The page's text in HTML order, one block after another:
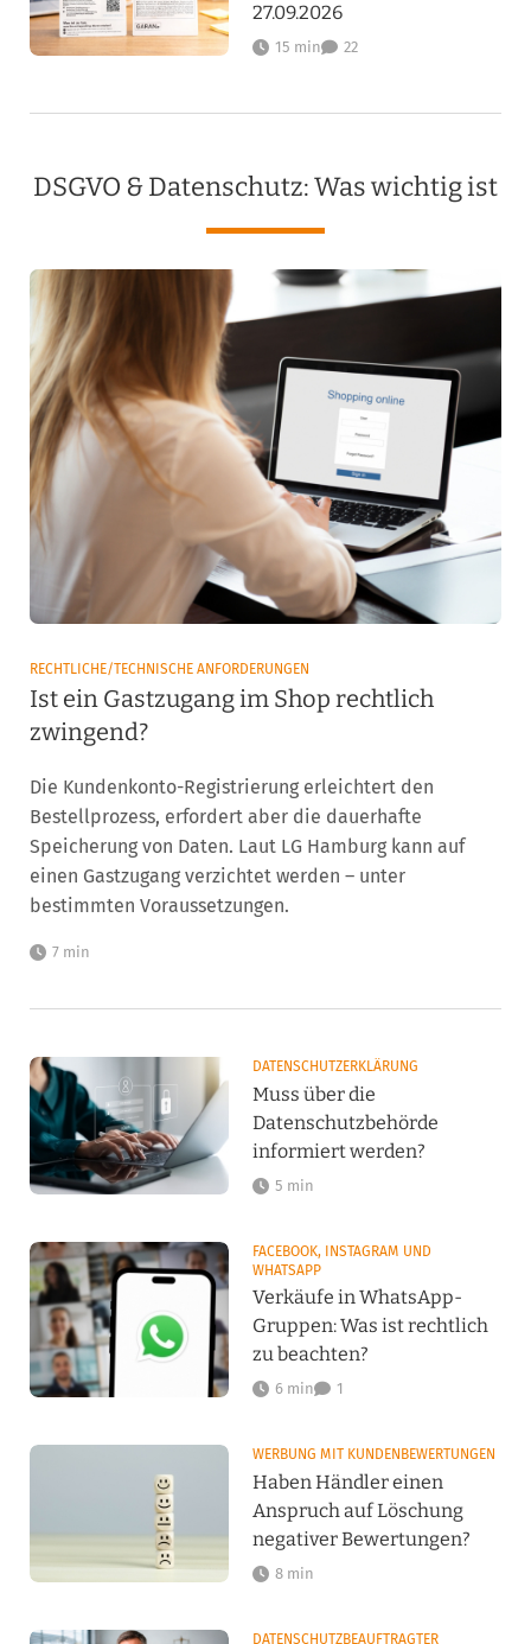
27.09.2026
15 min 22
DSGVO & Datenschutz: Was wichtig ist
RECHTLICHE/TECHNISCHE ANFORDERUNGEN
Ist ein Gastzugang im Shop rechtlich
zwingend?
Die Kundenkonto-Registrierung erleichtert den
Bestellprozess, erfordert aber die dauerhafte
Speicherung von Daten. Laut LG Hamburg kann auf
einen Gastzugang verzichtet werden – unter
bestimmten Voraussetzungen.
7 min
DATENSCHUTZERKLÄRUNG
Muss über die
Datenschutzbehörde
informiert werden?
5 min
FACEBOOK, INSTAGRAM UND
WHATSAPP
Verkäufe in WhatsApp-
Gruppen: Was ist rechtlich
zu beachten?
6 min 1
WERBUNG MIT KUNDENBEWERTUNGEN
Haben Händler einen
Anspruch auf Löschung
negativer Bewertungen?
8 min
DATENSCHUTZBEAUFTRAGTER